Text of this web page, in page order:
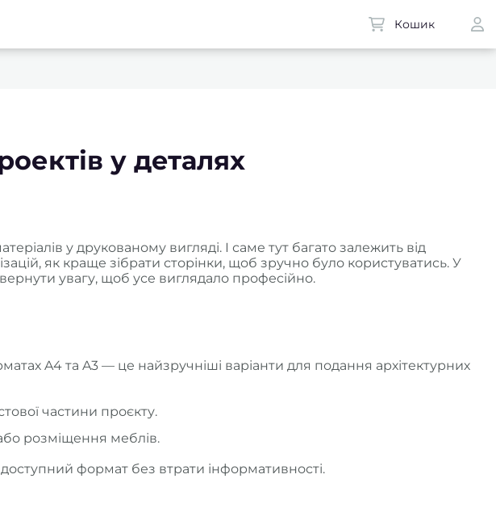
Кошик
у деталях
у друкованому вигляді. І саме тут багато залежить від
як краще зібрати сторінки, щоб зручно було користуватись. У
увагу, щоб усе виглядало професійно.
A4 та A3 — це найзручніші варіанти для подання архітектурних
частини проєкту.
розміщення меблів.
формат без втрати інформативності.